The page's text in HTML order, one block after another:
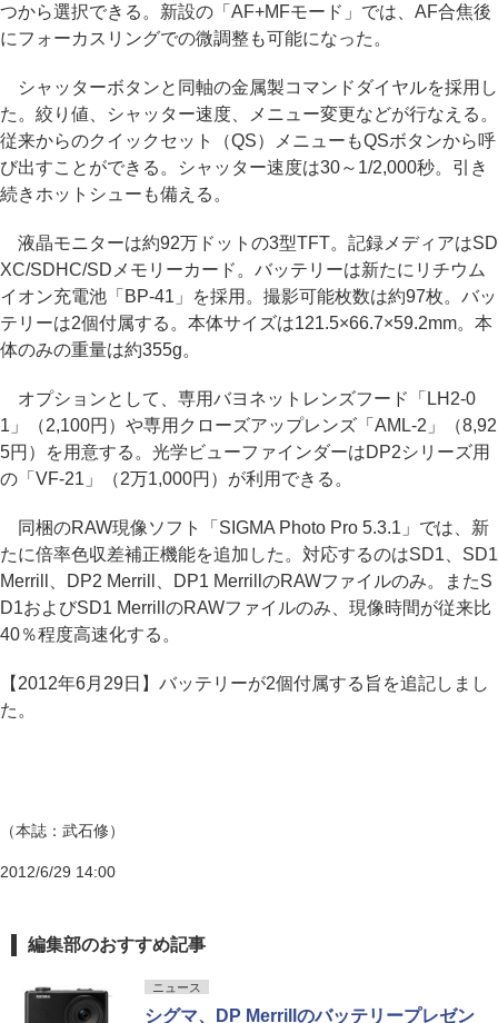
つから選択できる。新設の「AF+MFモード」では、AF合焦後
にフォーカスリングでの微調整も可能になった。
シャッターボタンと同軸の金属製コマンドダイヤルを採用し
た。絞り値、シャッター速度、メニュー変更などが行なえる。
従来からのクイックセット（QS）メニューもQSボタンから呼
び出すことができる。シャッター速度は30～1/2,000秒。引き
続きホットシューも備える。
液晶モニターは約92万ドットの3型TFT。記録メディアはSD
XC/SDHC/SDメモリーカード。バッテリーは新たにリチウム
イオン充電池「BP-41」を採用。撮影可能枚数は約97枚。バッ
テリーは2個付属する。本体サイズは121.5×66.7×59.2mm。本
体のみの重量は約355g。
オプションとして、専用バヨネットレンズフード「LH2-0
1」（2,100円）や専用クローズアップレンズ「AML-2」（8,92
5円）を用意する。光学ビューファインダーはDP2シリーズ用
の「VF-21」（2万1,000円）が利用できる。
同梱のRAW現像ソフト「SIGMA Photo Pro 5.3.1」では、新
たに倍率色収差補正機能を追加した。対応するのはSD1、SD1
Merrill、DP2 Merrill、DP1 MerrillのRAWファイルのみ。またS
D1およびSD1 MerrillのRAWファイルのみ、現像時間が従来比
40％程度高速化する。
【2012年6月29日】バッテリーが2個付属する旨を追記しまし
た。
（本誌：武石修）
2012/6/29 14:00
編集部のおすすめ記事
ニュース
シグマ、DP Merrillのバッテリープレゼン